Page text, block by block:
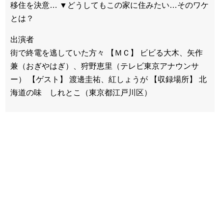
移住を決意… ▼どうしてもこの家に住みたい…そのワケ
とは？
出演者
街で終電を逃していた方々 【ＭＣ】 ビビる大木、矢作
兼（おぎやはぎ）、狩野恵里（テレビ東京アナウンサ
ー） 【ゲスト】 渡邊圭祐、紅しょうが 【収録場所】 北
海道の味 しれとこ（東京都江戸川区）